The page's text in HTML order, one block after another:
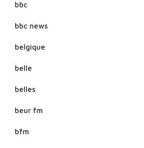
bbc
bbc news
belgique
belle
belles
beur fm
bfm